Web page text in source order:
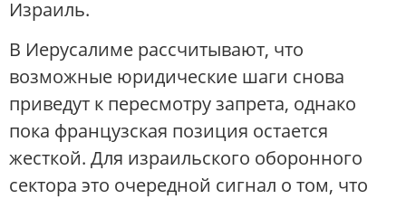
Израиль.
В Иерусалиме рассчитывают, что
возможные юридические шаги снова
приведут к пересмотру запрета, однако
пока французская позиция остается
жесткой. Для израильского оборонного
сектора это очередной сигнал о том, что